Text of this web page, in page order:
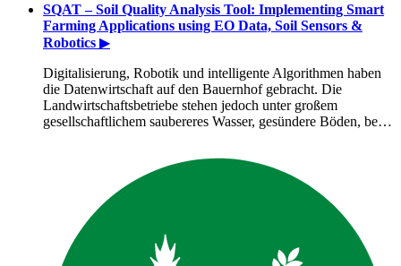
SQAT – Soil Quality Analysis Tool: Implementing Smart
Farming Applications using EO Data, Soil Sensors &
Robotics ▶
Digitalisierung, Robotik und intelligente Algorithmen haben
die Datenwirtschaft auf den Bauernhof gebracht. Die
Landwirtschaftsbetriebe stehen jedoch unter großem
gesellschaftlichem saubereres Wasser, gesündere Böden, be…